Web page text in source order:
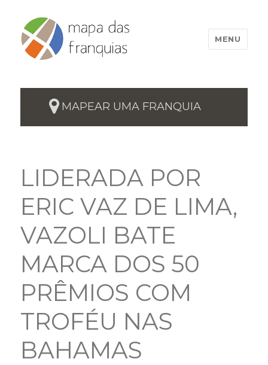
MENU
MAPEAR UMA FRANQUIA
LIDERADA POR
ERIC VAZ DE LIMA,
VAZOLI BATE
MARCA DOS 50
PRÊMIOS COM
TROFÉU NAS
BAHAMAS